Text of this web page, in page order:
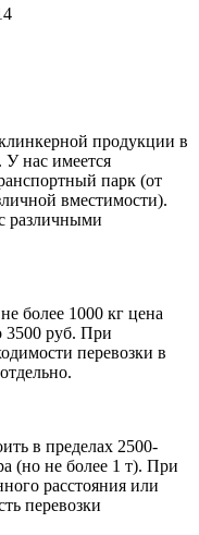
продукции в
нас имеется
парк (от
вместимости).
различными
более 1000 кг цена
3500 руб. При
перевозки в
в пределах 2500-
(но не более 1 т). При
расстояния или
перевозки